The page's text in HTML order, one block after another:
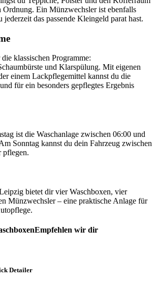
Ordnung. Ein Münzwechsler ist ebenfalls
jederzeit das passende Kleingeld parat hast.
klassischen Programme:
und Klarspülung. Mit eigenen
einem Lackpflegemittel kannst du die
für ein besonders gepflegtes Ergebnis
ist die Waschanlage zwischen 06:00 und
Sonntag kannst du dein Fahrzeug zwischen
pflegen.
bietet dir vier Waschboxen, vier
Münzwechsler – eine praktische Anlage für
wir dir
Detailer